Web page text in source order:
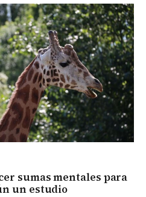
sumas mentales para
un estudio